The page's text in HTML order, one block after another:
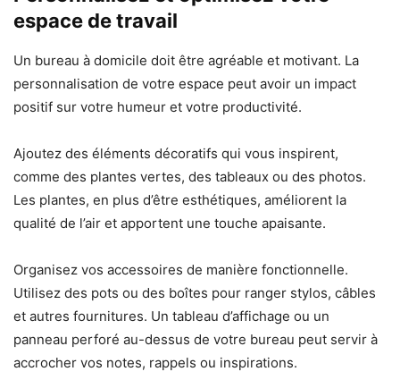
espace de travail
Un bureau à domicile doit être agréable et motivant. La
personnalisation de votre espace peut avoir un impact
positif sur votre humeur et votre productivité.
Ajoutez des éléments décoratifs qui vous inspirent,
comme des plantes vertes, des tableaux ou des photos.
Les plantes, en plus d’être esthétiques, améliorent la
qualité de l’air et apportent une touche apaisante.
Organisez vos accessoires de manière fonctionnelle.
Utilisez des pots ou des boîtes pour ranger stylos, câbles
et autres fournitures. Un tableau d’affichage ou un
panneau perforé au-dessus de votre bureau peut servir à
accrocher vos notes, rappels ou inspirations.